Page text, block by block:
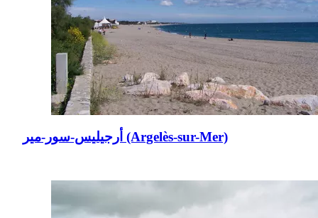
أرجيليس-سور-مير (Argelès-sur-Mer)